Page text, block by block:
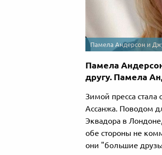
Памела Андерсон и
Памела
другу. Памела
Зимой пресса
Ассанжа. Поводом
Эквадора в
обе стороны не
они "большие